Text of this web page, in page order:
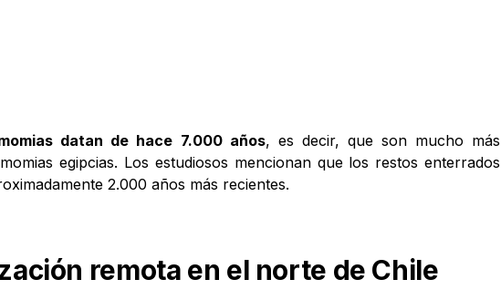
datan de hace 7.000 años, es decir, que son mucho más
egipcias. Los estudiosos mencionan que los restos enterrados
2.000 años más recientes.
remota en el norte de Chile